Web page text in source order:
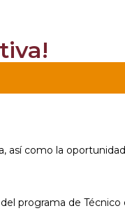
así como la
programa de Técnico